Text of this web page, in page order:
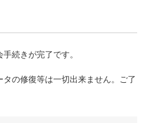
続きが完了です。
の修復等は一切出来ません。ご了